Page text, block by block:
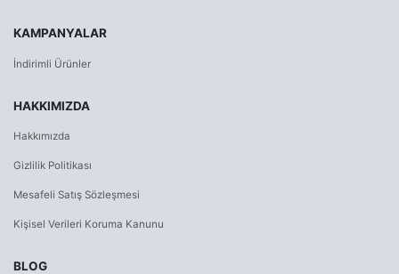
KAMPANYALAR
İndirimli Ürünler
HAKKIMIZDA
Hakkımızda
Gizlilik Politikası
Mesafeli Satış Sözleşmesi
Kişisel Verileri Koruma Kanunu
BLOG